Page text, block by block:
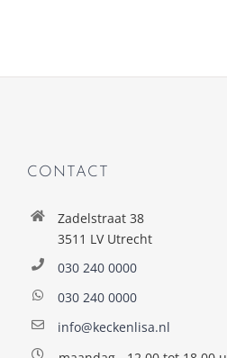
CONTACT
Zadelstraat 38
3511 LV Utrecht
030 240 0000
030 240 0000
info@keckenlisa.nl